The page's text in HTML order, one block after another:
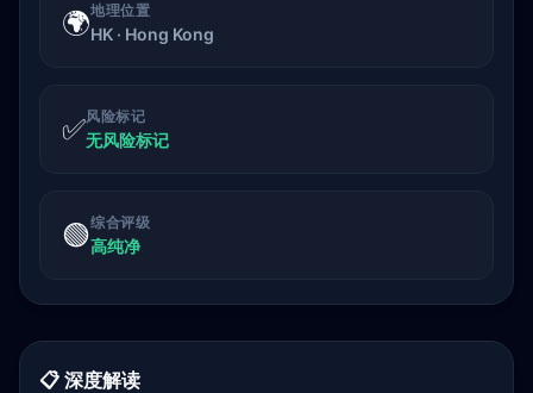
🌍地理位置
HK · Hong Kong
✅风险标记
无风险标记
🟢综合评级
高纯净
📋 深度解读